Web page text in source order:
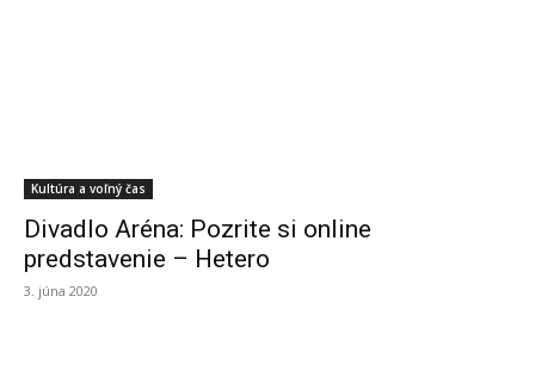
Kultúra a voľný čas
Divadlo Aréna: Pozrite si online
predstavenie – Hetero
3. júna 2020